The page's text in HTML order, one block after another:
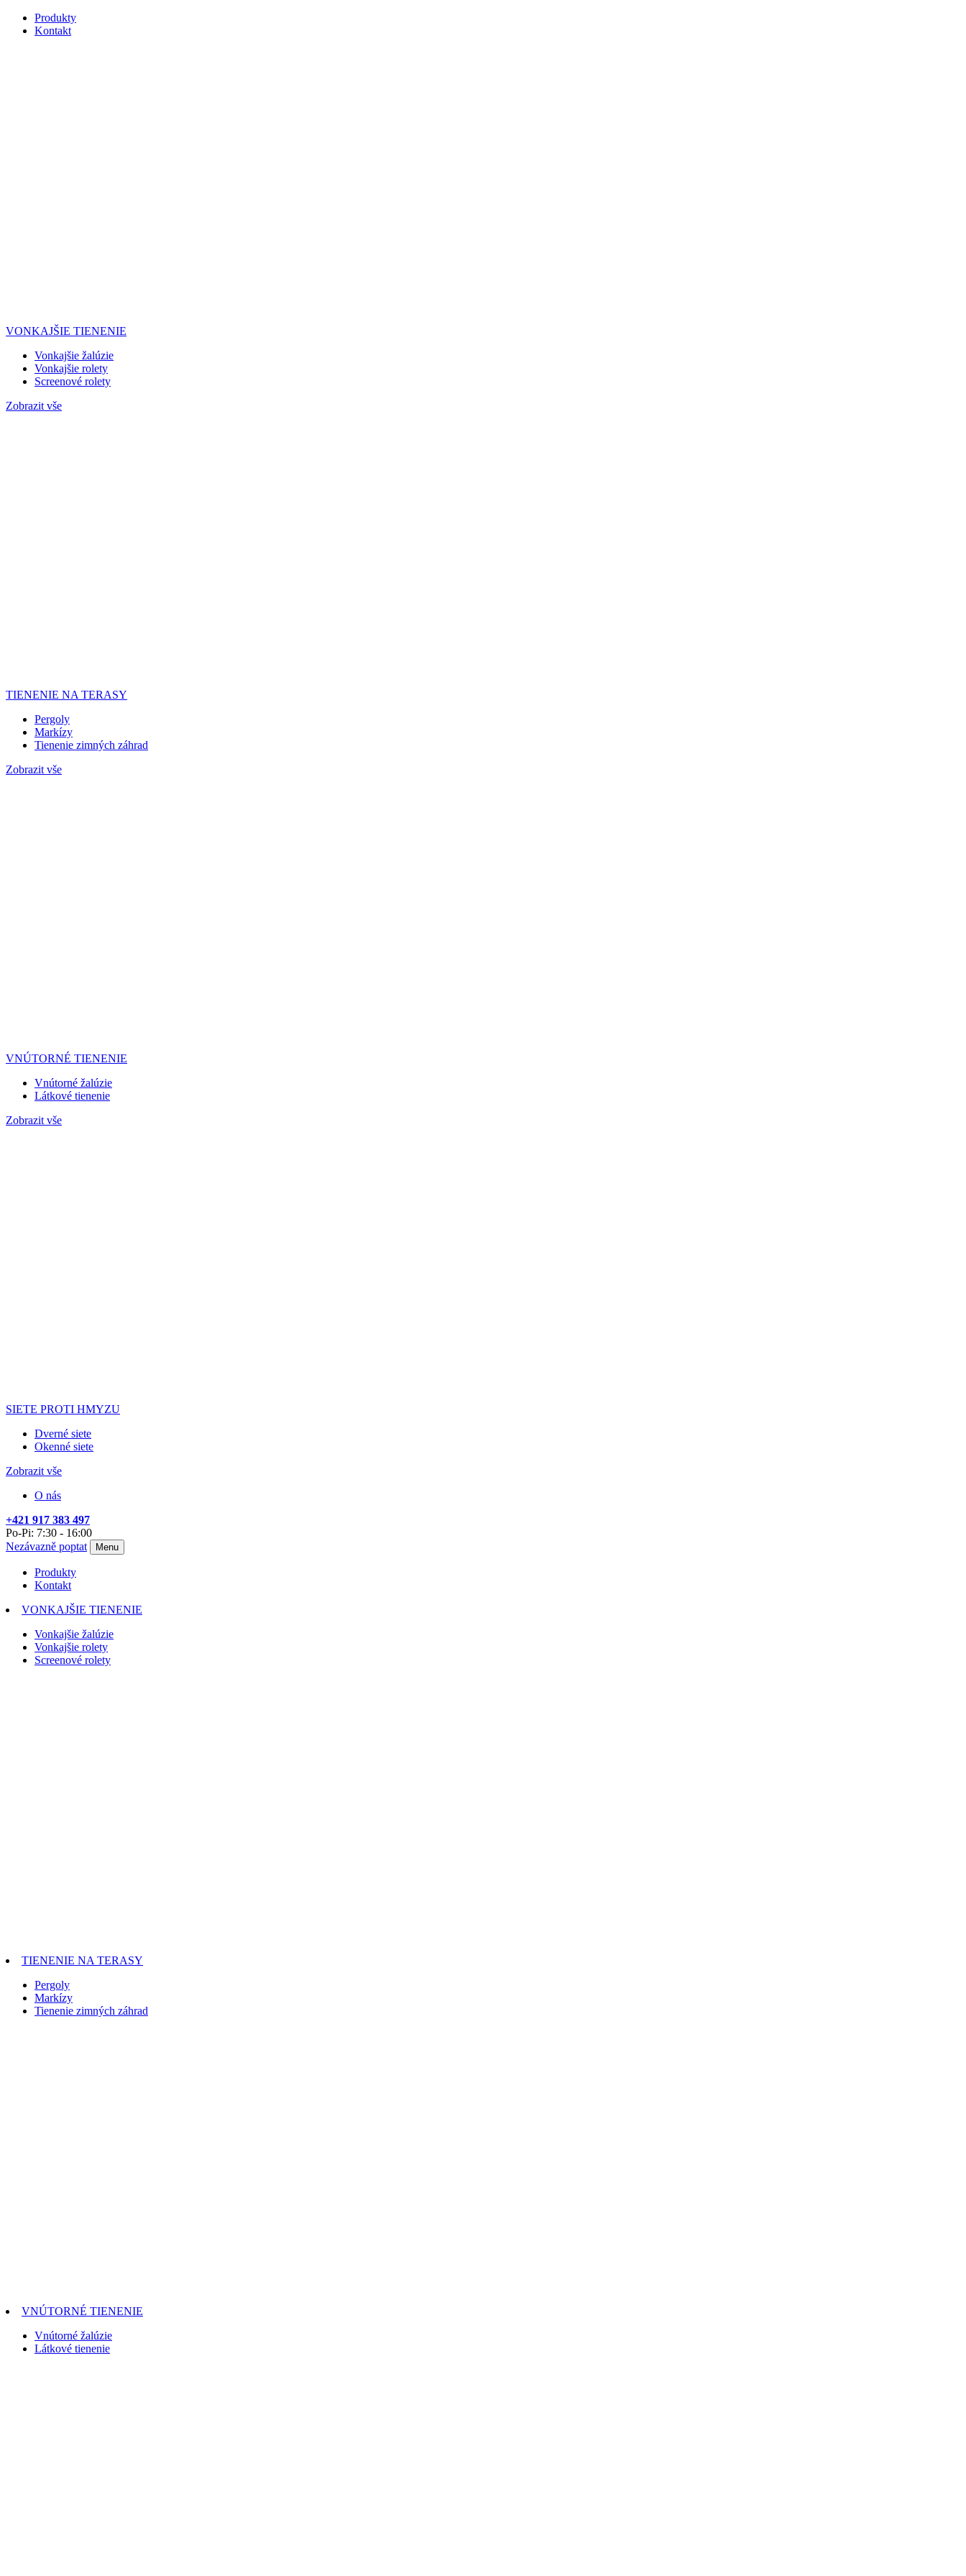
Produkty
Kontakt
VONKAJŠIE TIENENIE
Vonkajšie žalúzie
Vonkajšie rolety
Screenové rolety
Zobrazit vše
TIENENIE NA TERASY
Pergoly
Markízy
Tienenie zimných záhrad
Zobrazit vše
VNÚTORNÉ TIENENIE
Vnútorné žalúzie
Látkové tienenie
Zobrazit vše
SIETE PROTI HMYZU
Dverné siete
Okenné siete
Zobrazit vše
O nás
+421 917 383 497
Po-Pi: 7:30 - 16:00
Nezávazně poptat
Menu
Produkty
Kontakt
VONKAJŠIE TIENENIE
Vonkajšie žalúzie
Vonkajšie rolety
Screenové rolety
TIENENIE NA TERASY
Pergoly
Markízy
Tienenie zimných záhrad
VNÚTORNÉ TIENENIE
Vnútorné žalúzie
Látkové tienenie